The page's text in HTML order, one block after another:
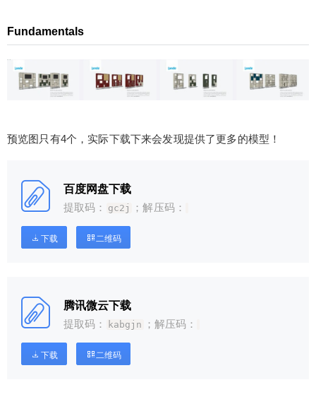
Fundamentals
预览图只有4个，实际下载下来会发现提供了更多的模型！
百度网盘下载
提取码：
gc2j ；解压码：
下载 二维码
腾讯微云下载
提取码：
kabgjn ；解压码：
下载 二维码